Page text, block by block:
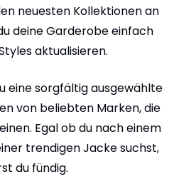
neuesten Kollektionen an
deine Garderobe einfach
aktualisieren.
eine sorgfältig ausgewählte
von beliebten Marken, die
Egal ob du nach einem
trendigen Jacke suchst,
du fündig.